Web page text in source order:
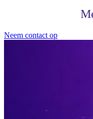
Neem contact op